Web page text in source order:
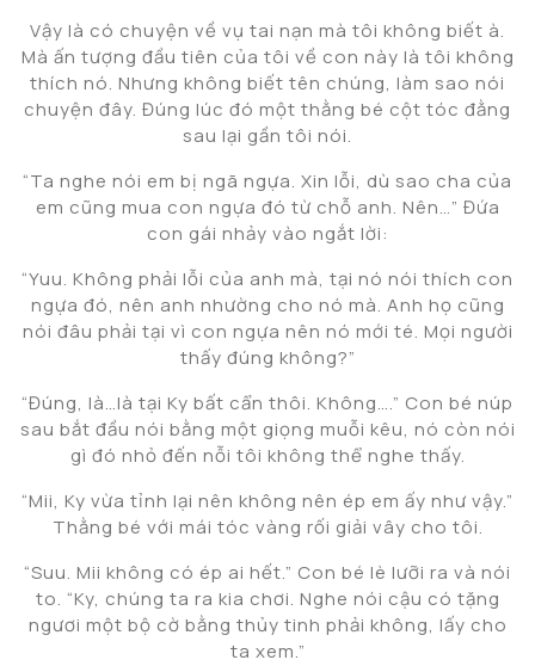
Vậy là có chuyện về vụ tai nạn mà tôi không biết à.
Mà ấn tượng đầu tiên của tôi về con này là tôi không
thích nó. Nhưng không biết tên chúng, làm sao nói
chuyện đây. Đúng lúc đó một thằng bé cột tóc đằng
sau lại gần tôi nói.
“Ta nghe nói em bị ngã ngựa. Xin lỗi, dù sao cha của
em cũng mua con ngựa đó từ chỗ anh. Nên…” Đứa
con gái nhảy vào ngắt lời:
“Yuu. Không phải lỗi của anh mà, tại nó nói thích con
ngựa đó, nên anh nhường cho nó mà. Anh họ cũng
nói đâu phải tại vì con ngựa nên nó mới té. Mọi người
thấy đúng không?”
“Đúng, là…là tại Ky bất cẩn thôi. Không….” Con bé núp
sau bắt đầu nói bằng một giọng muỗi kêu, nó còn nói
gì đó nhỏ đến nỗi tôi không thể nghe thấy.
“Mii, Ky vừa tỉnh lại nên không nên ép em ấy như vậy.”
Thằng bé với mái tóc vàng rối giải vây cho tôi.
“Suu. Mii không có ép ai hết.” Con bé lè lưỡi ra và nói
to. “Ky, chúng ta ra kia chơi. Nghe nói cậu có tặng
ngươi một bộ cờ bằng thủy tinh phải không, lấy cho
ta xem.”